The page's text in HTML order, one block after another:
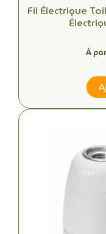
Fil Électrique
À